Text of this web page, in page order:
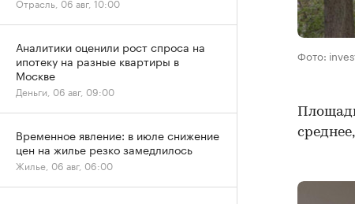
Фото:
Аналитики оценили рост спроса на
ипотеку на разные квартиры в
Москве
Деньги, 06 авг, 09:00
Временное явление: в июле снижение
цен на жилье резко замедлилось
Жилье, 06 авг, 06:00